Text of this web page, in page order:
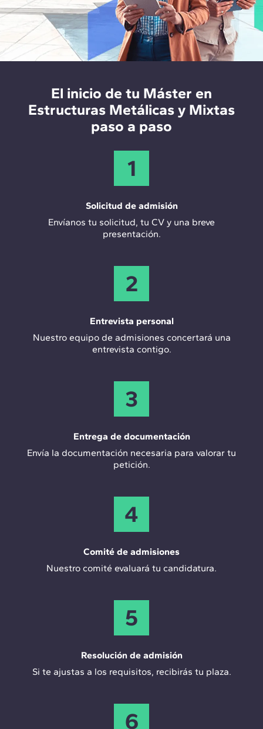
Certificación CYPECAD-Certificación CYPE 3D-
Certificación ACE e IEE
El inicio de tu Máster en
Estructuras Metálicas y Mixtas
paso a paso
1
Solicitud de admisión
Envíanos tu solicitud, tu CV y una breve
presentación.
2
Entrevista personal
Nuestro equipo de admisiones concertará una
entrevista contigo.
3
Entrega de documentación
Envía la documentación necesaria para valorar tu
petición.
4
Comité de admisiones
Nuestro comité evaluará tu candidatura.
5
Resolución de admisión
Si te ajustas a los requisitos, recibirás tu plaza.
6